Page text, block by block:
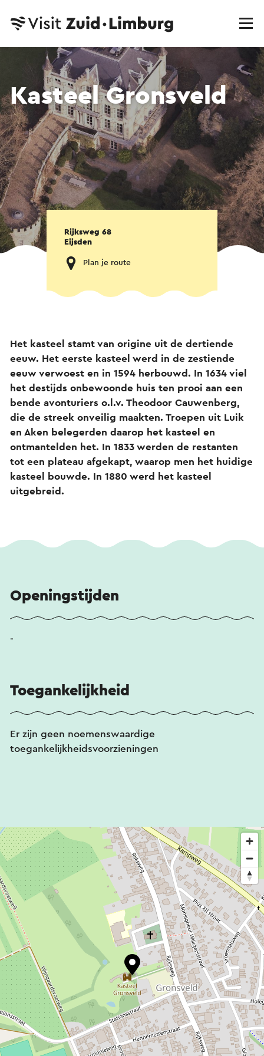
Kasteel Gronsveld
Rijksweg 68
Eijsden
Plan je route
Het kasteel stamt van origine uit de dertiende
eeuw. Het eerste kasteel werd in de zestiende
eeuw verwoest en in 1594 herbouwd. In 1634 viel
het destijds onbewoonde huis ten prooi aan een
bende avonturiers o.l.v. Theodoor Cauwenberg,
die de streek onveilig maakten. Troepen uit Luik
en Aken belegerden daarop het kasteel en
ontmantelden het. In 1833 werden de restanten
tot een plateau afgekapt, waarop men het huidige
kasteel bouwde. In 1880 werd het kasteel
uitgebreid.
Openingstijden
-
Toegankelijkheid
Er zijn geen noemenswaardige
toegankelijkheidsvoorzieningen